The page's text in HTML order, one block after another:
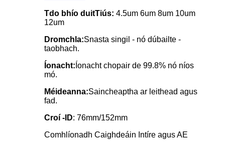
Tdo bhío duitTiús: 4.5um 6um 8um 10um
12um
Dromchla:Snasta singil - nó dúbailte -
taobhach.
Íonacht: Íonacht chopair de 99.8% nó níos
mó.
Méideanna:Saincheaptha ar leithead agus
fad.
Croí -ID: 76mm/152mm
Comhlíonadh Caighdeáin Intíre agus AE